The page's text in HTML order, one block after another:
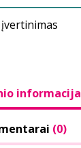
įvertinimas
informacija
(0)